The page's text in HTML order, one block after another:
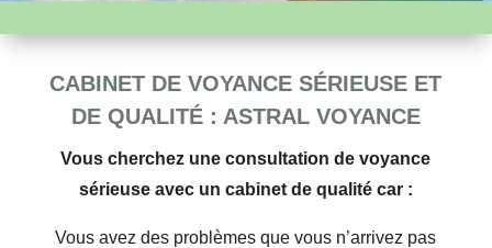
CABINET DE VOYANCE SÉRIEUSE ET
DE QUALITÉ : ASTRAL VOYANCE
Vous cherchez une consultation de voyance
sérieuse avec un cabinet de qualité car :
Vous avez des problèmes que vous n’arrivez pas